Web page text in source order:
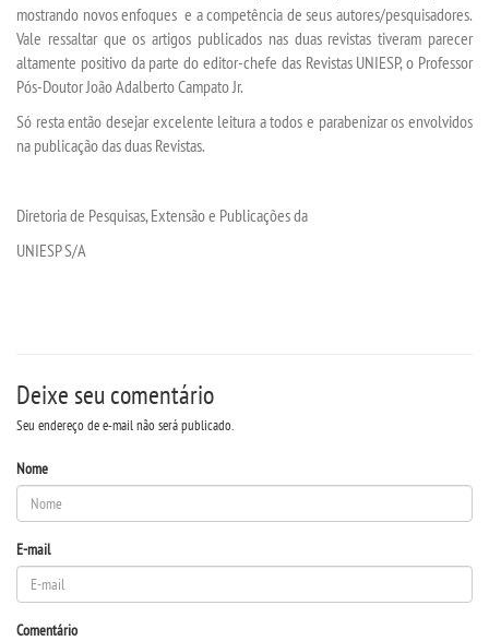
DESTAQUES
REVISTA @REÓPAGO JURÍDICO
UNIESP NEWS
WEBMAIL
PORTAL DE PROFESSORES/ACADÊMICO
CONTATO
IMPRENSA
TRABALHE CONOSCO
mostrando novos enfoques e a competência de seus autores/pesquisadores.
Vale ressaltar que os artigos publicados nas duas revistas tiveram parecer
altamente positivo da parte do editor-chefe das Revistas UNIESP, o Professor
Pós-Doutor João Adalberto Campato Jr.
Só resta então desejar excelente leitura a todos e parabenizar os envolvidos
na publicação das duas Revistas.
Diretoria de Pesquisas, Extensão e Publicações da
UNIESP S/A
Deixe seu comentário
Seu endereço de e-mail não será publicado.
Nome
E-mail
Comentário